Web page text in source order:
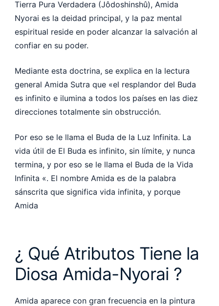
Tierra Pura Verdadera (Jôdoshinshû), Amida
Nyorai es la deidad principal, y la paz mental
espiritual reside en poder alcanzar la salvación al
confiar en su poder.
Mediante esta doctrina, se explica en la lectura
general Amida Sutra que «el resplandor del Buda
es infinito e ilumina a todos los países en las diez
direcciones totalmente sin obstrucción.
Por eso se le llama el Buda de la Luz Infinita. La
vida útil de El Buda es infinito, sin límite, y nunca
termina, y por eso se le llama el Buda de la Vida
Infinita «. El nombre Amida es de la palabra
sánscrita que significa vida infinita, y porque
Amida
¿ Qué Atributos Tiene la
Diosa Amida-Nyorai ?
Amida aparece con gran frecuencia en la pintura